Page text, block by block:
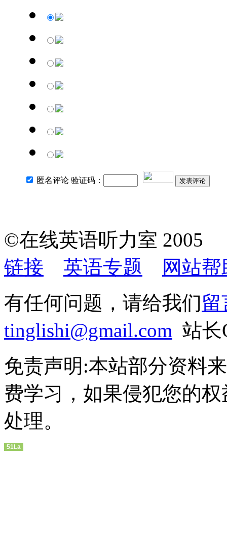
匿名评论 验证码： 发表评论
©在线英语听力室
链接
英语专题
网站帮
有任何问题，请给我们留
tinglishi@gmail.com 站长
免责声明:本站部分资料
费学习，如果侵犯您的
处理。
51La